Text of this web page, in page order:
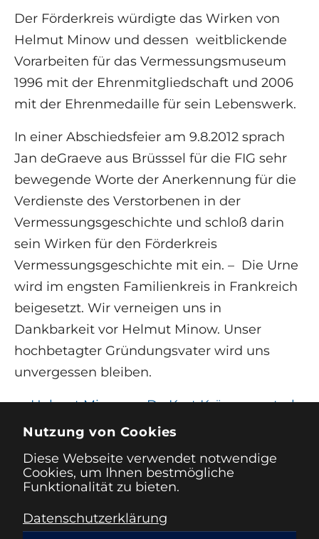
Nutzung von Cookies
Diese Webseite verwendet notwendige
Cookies, um Ihnen bestmögliche
Funktionalität zu bieten.
Datenschutzerklärung
Der Förderkreis würdigte das Wirken von
Helmut Minow und dessen weitblickende
Vorarbeiten für das Vermessungsmuseum
1996 mit der Ehrenmitgliedschaft und 2006
mit der Ehrenmedaille für sein Lebenswerk.
In einer Abschiedsfeier am 9.8.2012 sprach
Jan deGraeve aus Brüsssel für die FIG sehr
bewegende Worte der Anerkennung für die
Verdienste des Verstorbenen in der
Vermessungsgeschichte und schloß darin
sein Wirken für den Förderkreis
Vermessungsgeschichte mit ein. – Die Urne
wird im engsten Familienkreis in Frankreich
beigesetzt. Wir verneigen uns in
Dankbarkeit vor Helmut Minow. Unser
hochbetagter Gründungsvater wird uns
unvergessen bleiben.
←Helmut Minow
und Dr. Kurt Kröger
Dr. Kurt Kröger verstarb
am 5. August 2012 in
Impressum